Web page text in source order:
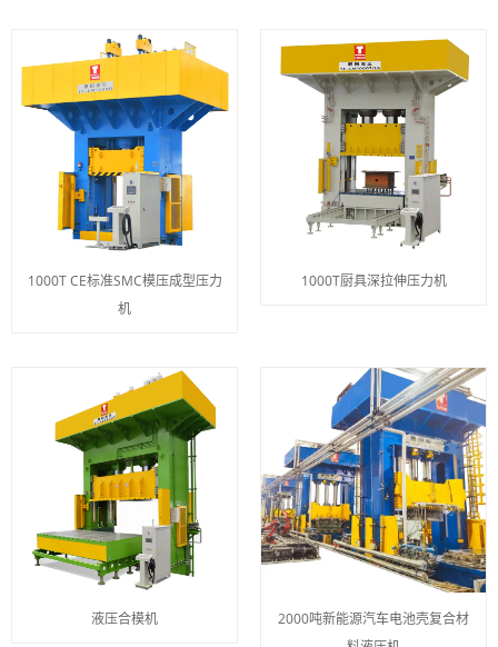
1000T CE标准SMC模压成型压力
机
1000T厨具深拉伸压力机
液压合模机
2000吨新能源汽车电池壳复合材